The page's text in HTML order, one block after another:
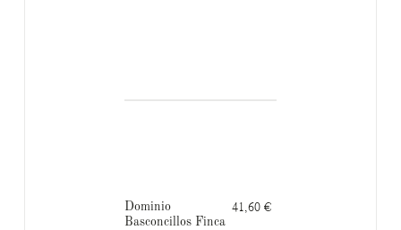
Dominio
Basconcillos Finca
41,60 €